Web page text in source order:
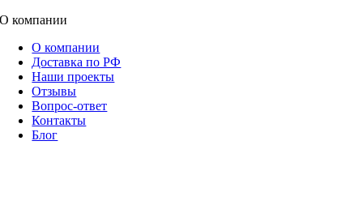
О компании
О компании
Доставка по РФ
Наши проекты
Отзывы
Вопрос-ответ
Контакты
Блог